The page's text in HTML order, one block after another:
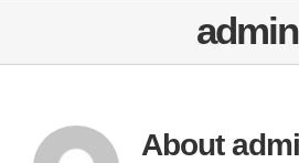
admin
About